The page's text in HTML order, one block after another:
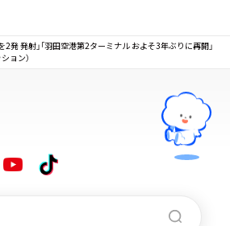
2発 発射」「羽田空港第2ターミナル およそ3年ぶりに再開」
ョン）